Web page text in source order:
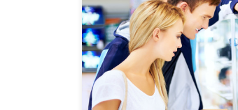
Estrenamos un nuevo sistema de
acercarte las mejores
mercado de la fotografía. Este
los usuarios de FotoRed, te
registrarte, disfrutar de descuentos
productos relacionados con tu